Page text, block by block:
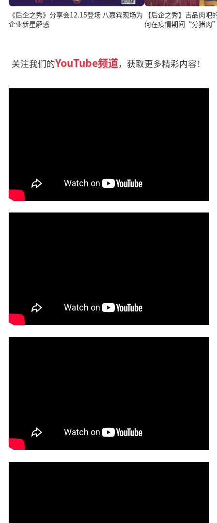
《后企之秀》分享会12.15登场 八嘉宾现场为
企业新星解惑
【后企之秀】吉品肉
何在疫情期间“分猪肉
关注我们的YouTube频道，获取更多精彩内容！